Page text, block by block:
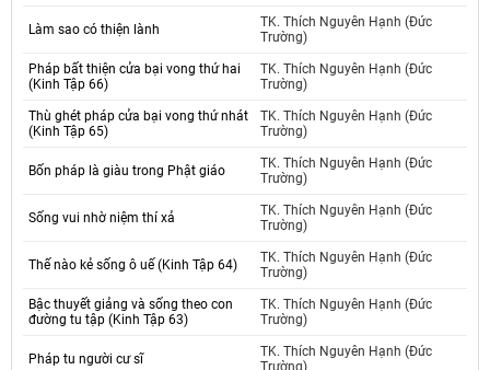
Làm sao có thiện lành
TK. Thích Nguyên Hạnh (Đức
Trường)
Pháp bất thiện cửa bại vong thứ hai
(Kinh Tập 66)
TK. Thích Nguyên Hạnh (Đức
Trường)
Thù ghét pháp cửa bại vong thứ nhát
(Kinh Tập 65)
TK. Thích Nguyên Hạnh (Đức
Trường)
Bốn pháp là giàu trong Phật giáo
TK. Thích Nguyên Hạnh (Đức
Trường)
Sống vui nhờ niệm thí xả
TK. Thích Nguyên Hạnh (Đức
Trường)
Thế nào kẻ sống ô uế (Kinh Tập 64)
TK. Thích Nguyên Hạnh (Đức
Trường)
Bậc thuyết giảng và sống theo con
đường tu tập (Kinh Tập 63)
TK. Thích Nguyên Hạnh (Đức
Trường)
Pháp tu người cư sĩ
TK. Thích Nguyên Hạnh (Đức